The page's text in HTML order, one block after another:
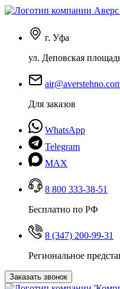
г. Уфа
ул. Деповская
Для заказов
WhatsApp
Telegram
MAX
8 800 333-38-51
Бесплатно по РФ
8 (347) 200-99-31
Региональное
Заказать звонок